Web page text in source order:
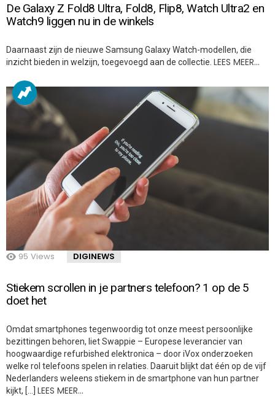
De Galaxy Z Fold8 Ultra, Fold8, Flip8, Watch Ultra2 en
Watch9 liggen nu in de winkels
Daarnaast zijn de nieuwe Samsung Galaxy Watch-modellen, die
inzicht bieden in welzijn, toegevoegd aan de collectie. LEES MEER…
95 Views DIGINEWS
Stiekem scrollen in je partners telefoon? 1 op de 5
doet het
Omdat smartphones tegenwoordig tot onze meest persoonlijke
bezittingen behoren, liet Swappie – Europese leverancier van
hoogwaardige refurbished elektronica – door iVox onderzoeken
welke rol telefoons spelen in relaties. Daaruit blijkt dat één op de vijf
Nederlanders weleens stiekem in de smartphone van hun partner
kijkt, […] LEES MEER…